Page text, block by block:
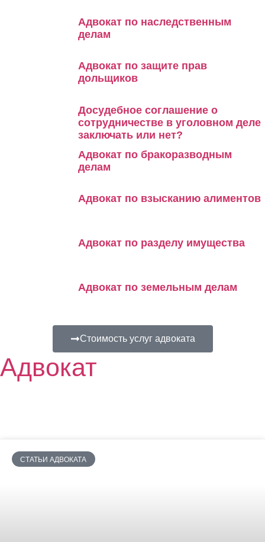
Адвокат по наследственным
делам
Адвокат по защите прав
дольщиков
Досудебное соглашение о
сотрудничестве в уголовном деле
заключать или нет?
Адвокат по бракоразводным
делам
Адвокат по взысканию алиментов
Адвокат по разделу имущества
Адвокат по земельным делам
Стоимость услуг адвоката
Адвокат
СТАТЬИ АДВОКАТА